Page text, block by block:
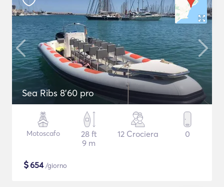
Sea Ribs 8'60 pro
Motoscafo
28 ft
9 m
12 Crociera 0
$654/giorno